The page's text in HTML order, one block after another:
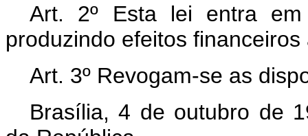
Art. 2º Esta lei entra
produzindo efeitos
Art. 3º Revogam-se as
Brasília, 4 de outubro de